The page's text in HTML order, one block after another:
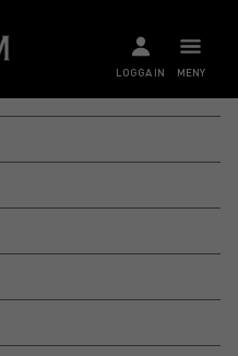
MENY
LOGGA IN